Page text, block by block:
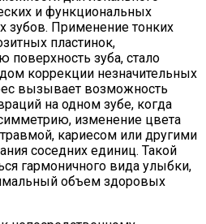
и функциональных
зубов. Применение тонких
пластинок,
зуба, стало
коррекции незначительных
вызывает возможность
на одном зубе, когда
изменение цвета
кариесом или другими
соседних единиц. Такой
гармоничного вида улыбки,
объем здоровых